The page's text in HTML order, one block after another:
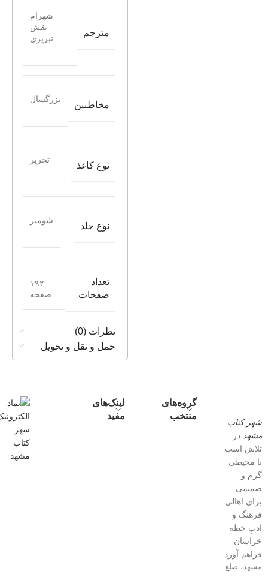
مترجم
شهرام
نقش
تبریزی
مخاطبین
بزرگسال
نوع کاغذ
تحریر
نوع جلد
شومیز
تعداد
صفحات
۱۹۲
صفحه
نظرات (0)
حمل و نقل و تحویل
شهر کتاب
مشهد در
تلاش است
تا محیطی
گرم و
صمیمی
برای اهالی
فرهنگ و
ادبِ خطه
خراسان
فراهم آورد.
مشهد، ضلع
گروه‌های
منتخب
لینک‌های
مفید